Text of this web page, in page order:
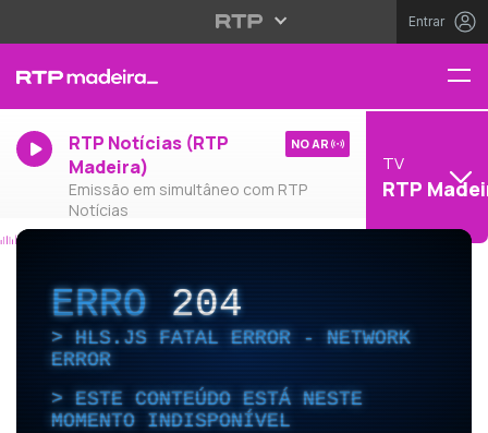
Entrar
RTP Notícias (RTP
Madeira)
Emissão em simultâneo com RTP
Notícias
NO AR
TV
RTP
ERRO204
HLS.JS FATAL ERROR - NETWORK
ERROR
ESTE CONTEÚDO ESTÁ NESTE
MOMENTO INDISPONÍVEL